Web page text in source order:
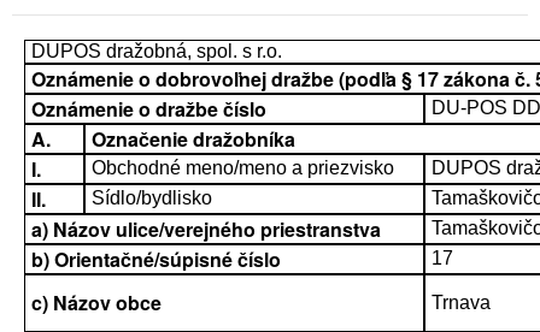
DUPOS dražobná, spol. s r.o.
Oznámenie o dobrovoľnej dražbe (podľa § 17 zákona č.
Oznámenie o dražbe číslo
DU-POS
A.
Označenie dražobníka
I.
Obchodné meno/meno a priezvisko DUPOS
II. Sídlo/bydlisko
a) Názov ulice/verejného priestranstva
b) Orientačné/súpisné číslo 17
c) Názov obce Trnava